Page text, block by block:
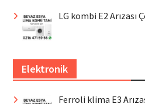
LG kombi E2 Arızası
Elektronik
Ferroli klima E3